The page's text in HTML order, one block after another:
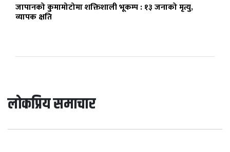
जापानको कुमामोटोमा शक्तिशाली भूकम्प : १३ जनाको मृत्यु,
व्यापक क्षति
लोकप्रिय समाचार